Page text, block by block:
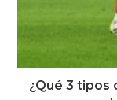
¿Qué 3